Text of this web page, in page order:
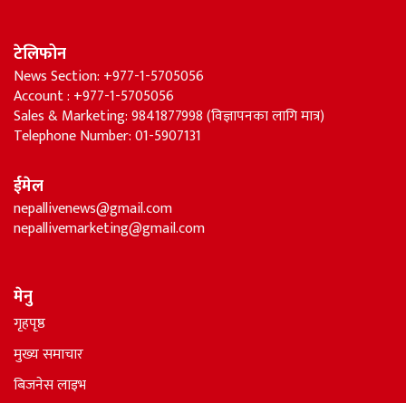
टेलिफोन
News Section: +977-1-5705056
Account : +977-1-5705056
Sales & Marketing: 9841877998 (विज्ञापनका लागि मात्र)
Telephone Number: 01-5907131
ईमेल
nepallivenews@gmail.com
nepallivemarketing@gmail.com
मेनु
गृहपृष्ठ
मुख्य समाचार
बिजनेस लाइभ